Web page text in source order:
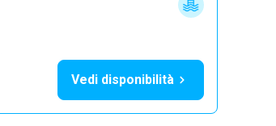
Vedi disponibilità